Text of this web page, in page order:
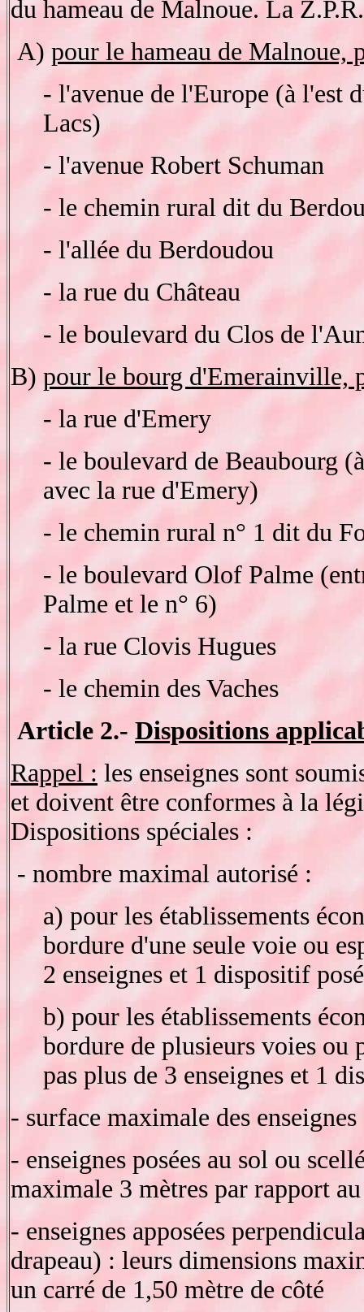
du hameau de Malnoue. La
A) pour le hameau de Malnoue,
- l'avenue de l'Europe (à l'est
Lacs)
- l'avenue Robert Schuman
- le chemin rural dit du
- l'allée du Berdoudou
- la rue du Château
- le boulevard du Clos de
B) pour le bourg d'Emerainville,
- la rue d'Emery
- le boulevard de Beaubourg
avec la rue d'Emery)
- le chemin rural n° 1 dit du
- le boulevard Olof Palme
Palme et le n° 6)
- la rue Clovis Hugues
- le chemin des Vaches
Article 2.- Dispositions
Rappel : les enseignes sont
et doivent être conformes à la
Dispositions spéciales :
- nombre maximal autorisé :
a) pour les établissements
bordure d'une seule voie ou
2 enseignes et 1 dispositif
b) pour les établissements
bordure de plusieurs voies ou
pas plus de 3 enseignes et 1
- surface maximale des enseignes
- enseignes posées au sol ou
maximale 3 mètres par rapport
- enseignes apposées
drapeau) : leurs dimensions
un carré de 1,50 mètre de côté